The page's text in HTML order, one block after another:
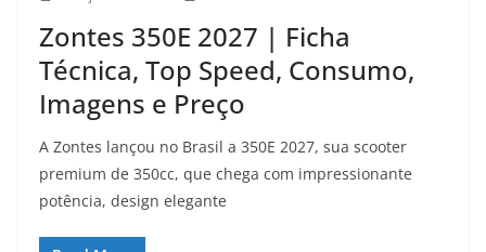
Zontes 350E 2027 | Ficha
Técnica, Top Speed, Consumo,
Imagens e Preço
A Zontes lançou no Brasil a 350E 2027, sua scooter
premium de 350cc, que chega com impressionante
potência, design elegante